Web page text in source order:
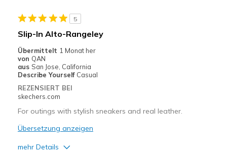
Travel
Width
Sizing
View On Shoes
I'm Into Shoes
5
Slip-In Alto-Rangeley
Übermittelt 1 Monat her
von QAN
aus San Jose, California
Describe Yourself Casual
REZENSIERT BEI
skechers.com
For outings with stylish sneakers and real leather.
Übersetzung anzeigen
mehr Details